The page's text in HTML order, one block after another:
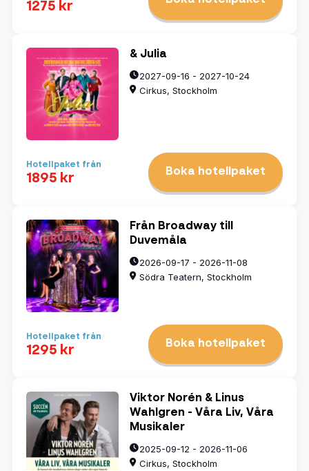
1275 kr
& Julia
2027-09-16 - 2027-10-24
Cirkus, Stockholm
Hotellpaket från
1895 kr Boka hotellpaket
Från Broadway till
Duvemåla
2026-09-17 - 2026-11-08
Södra Teatern, Stockholm
Hotellpaket från
1295 kr Boka hotellpaket
Viktor Norén & Linus
Wahlgren - Våra Liv, Våra
Musikaler
2025-09-12 - 2026-11-06
Cirkus, Stockholm